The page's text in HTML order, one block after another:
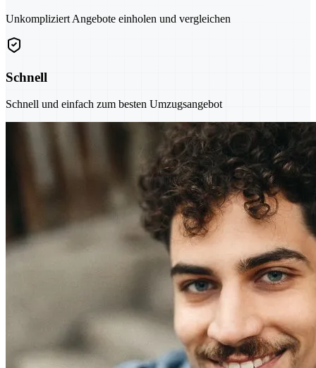
Unkompliziert Angebote einholen und vergleichen
Schnell
Schnell und einfach zum besten Umzugsangebot